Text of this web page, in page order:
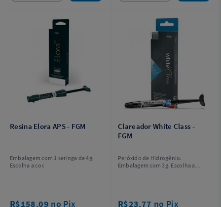
Resina Elora APS - FGM
Embalagem com 1 seringa de 4g.
Escolha a cor.
R$158,09 no Pix
Clareador White Class -
FGM
Peróxido de Hidrogênio.
Embalagem com 3g. Escolha a
R$23,77 no Pix